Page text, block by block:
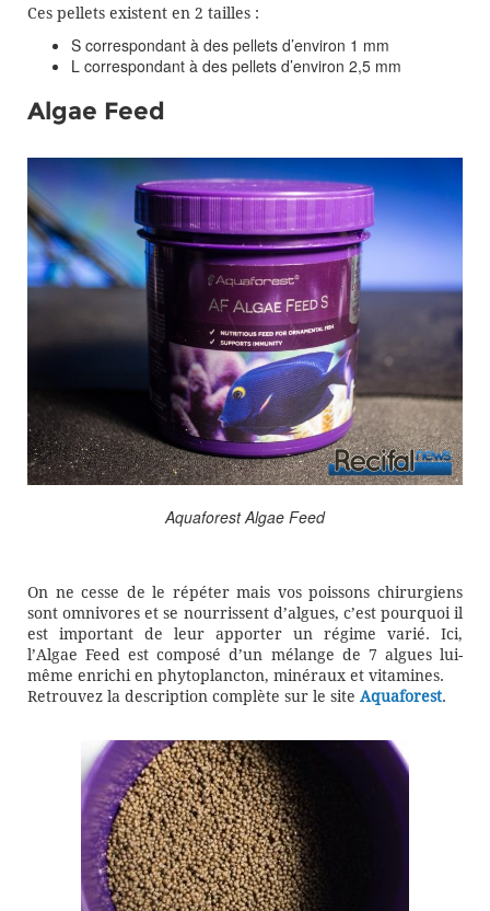
Ces pellets existent en 2 tailles :
S correspondant à des pellets d’environ 1 mm
L correspondant à des pellets d’environ 2,5 mm
Algae Feed
Aquaforest Algae Feed
On ne cesse de le répéter mais vos poissons chirurgiens
sont omnivores et se nourrissent d’algues, c’est pourquoi il
est important de leur apporter un régime varié. Ici,
l’Algae Feed est composé d’un mélange de 7 algues lui-
même enrichi en phytoplancton, minéraux et vitamines.
Retrouvez la description complète sur le site Aquaforest.